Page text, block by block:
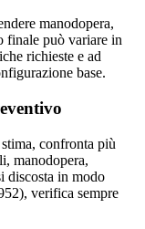
manodopera,
finale può variare in
richieste e ad
base.
confronta più
manodopera,
discosta in modo
verifica sempre